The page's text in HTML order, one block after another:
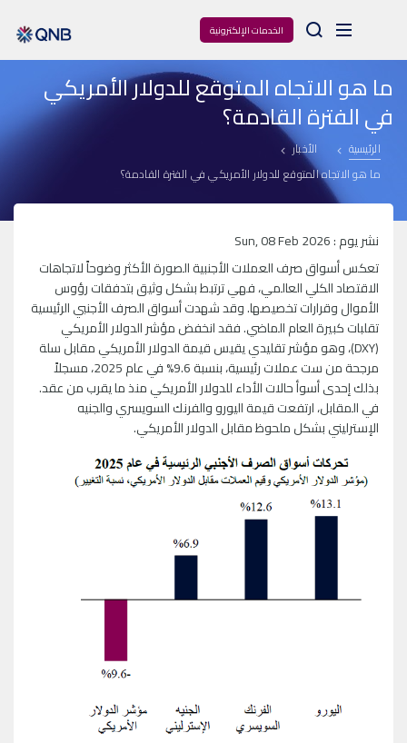
الخدمات الإلكترونية Arama
ما هو الاتجاه المتوقع للدولار الأمريكي
في الفترة القادمة؟
الرئيسية
الأخبار
ما هو الاتجاه المتوقع للدولار الأمريكي في الفترة القادمة؟
نشر يوم : Sun, 08 Feb 2026
تعكس أسواق صرف العملات الأجنبية الصورة الأكثر وضوحاً لاتجاهات
الاقتصاد الكلي العالمي، فهي ترتبط بشكل وثيق بتدفقات رؤوس
الأموال وقرارات تخصيصها. وقد شهدت أسواق الصرف الأجنبي الرئيسية
تقلبات كبيرة العام الماضي. فقد انخفض مؤشر الدولار الأمريكي
(DXY)، وهو مؤشر تقليدي يقيس قيمة الدولار الأمريكي مقابل سلة
مرجحة من ست عملات رئيسية، بنسبة 9.6% في عام 2025، مسجلاً
بذلك إحدى أسوأ حالات الأداء للدولار الأمريكي منذ ما يقرب من عقد.
في المقابل، ارتفعت قيمة اليورو والفرنك السويسري والجنيه
الإسترليني بشكل ملحوظ مقابل الدولار الأمريكي.